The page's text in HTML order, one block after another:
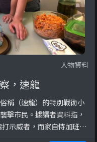
人物資料
，速龍
稱（速龍）的特別戰術小
擊市民。據讀者資料指，
示威者，而家自恃加班津